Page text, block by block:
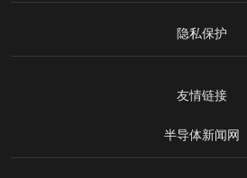
隐私保护
友情链接
半导体新闻网